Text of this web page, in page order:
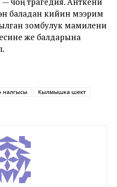
баладан кийин мээрим
зомбулук мамилени
же балдарына
үналгысы
Кылмышка шектүү